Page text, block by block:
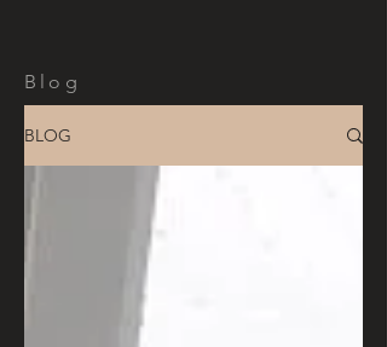
Blog
BLOG